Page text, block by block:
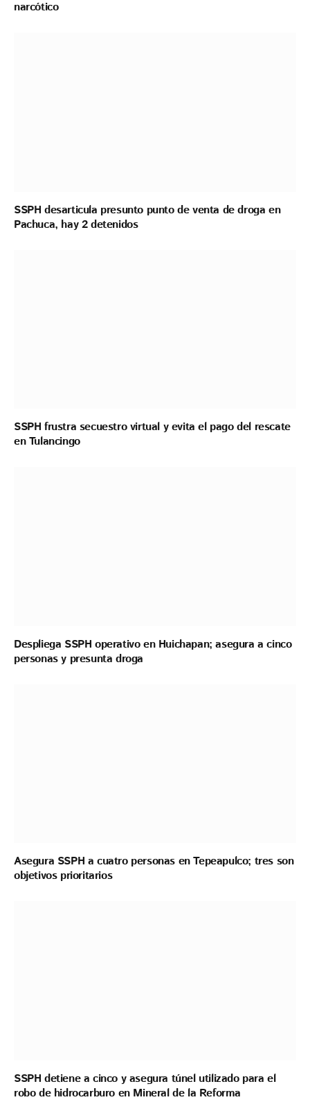
narcótico
SSPH desarticula presunto punto de venta de droga en
Pachuca, hay 2 detenidos
SSPH frustra secuestro virtual y evita el pago del rescate
en Tulancingo
Despliega SSPH operativo en Huichapan; asegura a cinco
personas y presunta droga
Asegura SSPH a cuatro personas en Tepeapulco; tres son
objetivos prioritarios
SSPH detiene a cinco y asegura túnel utilizado para el
robo de hidrocarburo en Mineral de la Reforma